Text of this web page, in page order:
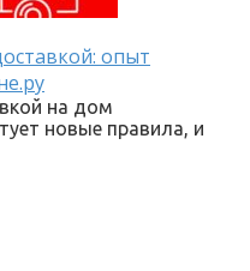
опыт
на дом
новые правила, и